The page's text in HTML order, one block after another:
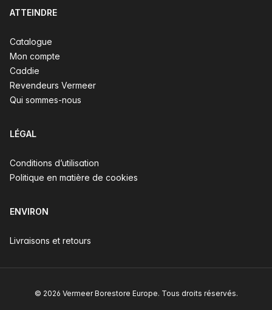
ATTEINDRE
Catalogue
Mon compte
Caddie
Revendeurs Vermeer
Qui sommes-nous
LÉGAL
Conditions d’utilisation
Politique en matière de cookies
ENVIRON
Livraisons et retours
© 2026 Vermeer Borestore Europe. Tous droits réservés.